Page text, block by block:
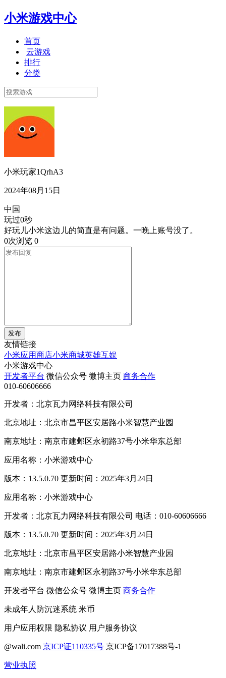
小米游戏中心
首页
云游戏
排行
分类
小米玩家1QrhA3
2024年08月15日
中国
玩过0秒
好玩儿小米这边儿的简直是有问题。一晚上账号没了。
0次浏览 0
发布
友情链接
小米应用商店小米商城英雄互娱
小米游戏中心
开发者平台 微信公众号 微博主页 商务合作
010-60606666
开发者：北京瓦力网络科技有限公司
北京地址：北京市昌平区安居路小米智慧产业园
南京地址：南京市建邺区永初路37号小米华东总部
应用名称：小米游戏中心
版本：13.5.0.70 更新时间：2025年3月24日
应用名称：小米游戏中心
开发者：北京瓦力网络科技有限公司 电话：010-60606666
版本：13.5.0.70 更新时间：2025年3月24日
北京地址：北京市昌平区安居路小米智慧产业园
南京地址：南京市建邺区永初路37号小米华东总部
开发者平台 微信公众号 微博主页 商务合作
未成年人防沉迷系统 米币
用户应用权限 隐私协议 用户服务协议
@wali.com 京ICP证110335号 京ICP备17017388号-1
营业执照